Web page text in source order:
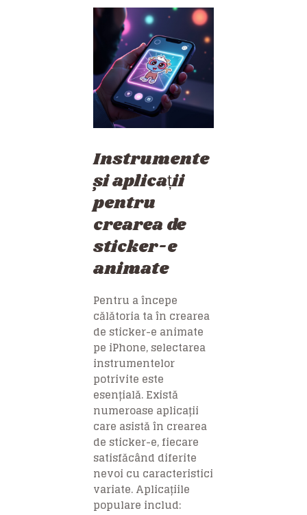
Instrumente
și aplicații
pentru
crearea de
sticker-e
animate
Pentru a începe
călătoria ta în crearea
de sticker-e animate
pe iPhone, selectarea
instrumentelor
potrivite este
esențială. Există
numeroase aplicații
care asistă în crearea
de sticker-e, fiecare
satisfăcând diferite
nevoi cu caracteristici
variate. Aplicațiile
populare includ: